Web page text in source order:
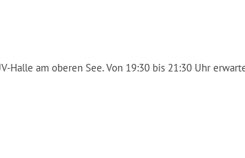
Halle am oberen See. Von 19:30 bis 21:30 Uhr